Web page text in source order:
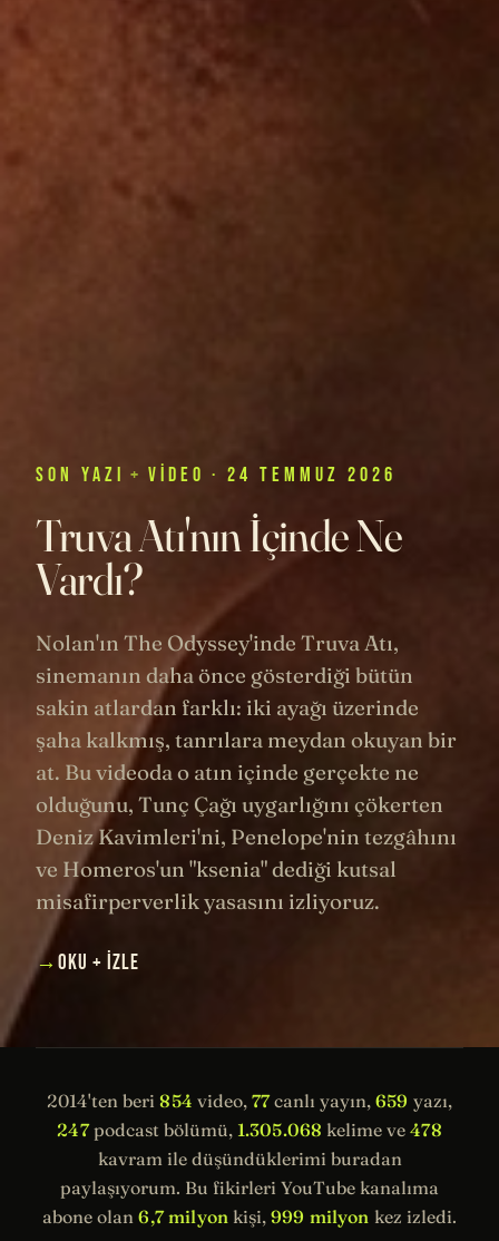
SON YAZI + VIDEO · 24 TEMMUZ 2026
Truva Atı'nın İçinde Ne
Vardı?
Nolan'ın The Odyssey'inde Truva Atı,
sinemanın daha önce gösterdiği bütün
sakin atlardan farklı: iki ayağı üzerinde
şaha kalkmış, tanrılara meydan okuyan bir
at. Bu videoda o atın içinde gerçekte ne
olduğunu, Tunç Çağı uygarlığını çökerten
Deniz Kavimleri'ni, Penelope'nin tezgâhını
ve Homeros'un "ksenia" dediği kutsal
misafirperverlik yasasını izliyoruz.
→ OKU + İZLE
2014'ten beri854 video, 77canlı yayın,659 yazı,
247podcast bölümü, 1.305.068 kelime ve478
kavram ile düşündüklerimi buradan
paylaşıyorum. Bu fikirleri YouTube kanalıma
abone olan6,7 milyon kişi, 999 milyon kez izledi.